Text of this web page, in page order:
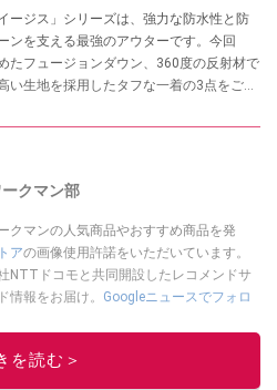
ージス」シリーズは、強力な防水性と防
ンを支える最強のアウターです。今回
たフュージョンダウン、360度の反射材で
生地を採用したタフな一着の3点をご紹
クマン部
クマンの人気商品やおすすめ商品を発
アの画像使用許諾をいただいています。
NTTドコモと共同開設したレコメンドサ
情報をお届け。 Googleニュースでフォロ
のイチオシストの他の記事を読む
を読む＞